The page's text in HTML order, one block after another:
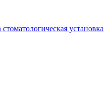
установка